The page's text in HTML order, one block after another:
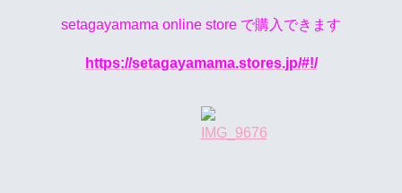
setagayamama online store で購入できます
https://setagayamama.stores.jp/#!/